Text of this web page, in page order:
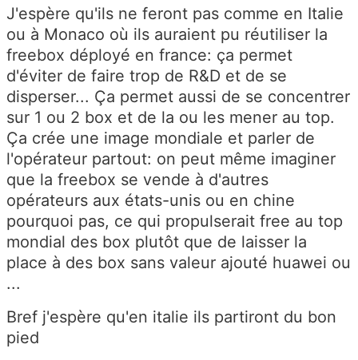
J'espère qu'ils ne feront pas comme en Italie
ou à Monaco où ils auraient pu réutiliser la
freebox déployé en france: ça permet
d'éviter de faire trop de R&D et de se
disperser... Ça permet aussi de se concentrer
sur 1 ou 2 box et de la ou les mener au top.
Ça crée une image mondiale et parler de
l'opérateur partout: on peut même imaginer
que la freebox se vende à d'autres
opérateurs aux états-unis ou en chine
pourquoi pas, ce qui propulserait free au top
mondial des box plutôt que de laisser la
place à des box sans valeur ajouté huawei ou
...
Bref j'espère qu'en italie ils partiront du bon
pied